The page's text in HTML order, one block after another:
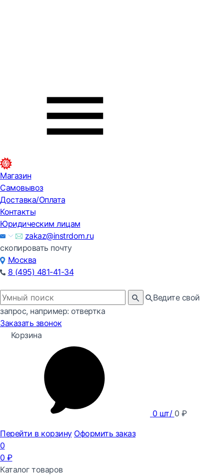
Магазин
Самовывоз
Доставка/Оплата
Контакты
Юридическим лицам
zakaz@instrdom.ru
скопировать почту
Москва
8 (495) 481-41-34
Ведите свой
запрос, например: отвертка
Заказать звонок
Корзина
0 шт/ 0 ₽
Перейти в корзину Оформить заказ
0
0 ₽
Каталог товаров